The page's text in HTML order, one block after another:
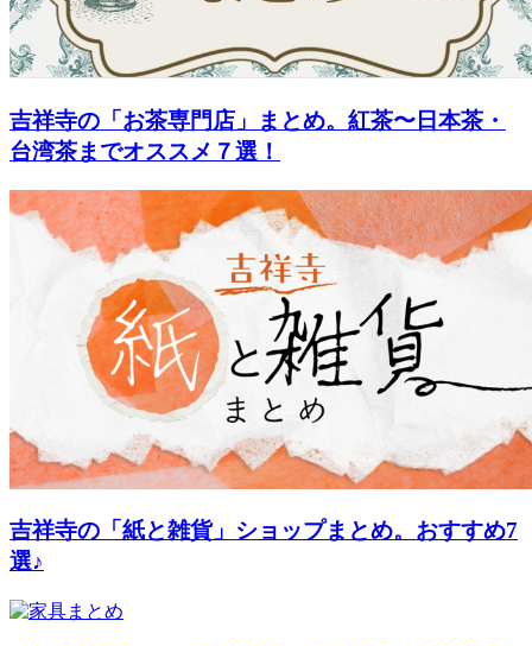
吉祥寺の「お茶専門店」まとめ。紅茶〜日本茶・
台湾茶までオススメ７選！
吉祥寺の「紙と雑貨」ショップまとめ。おすすめ7
選♪